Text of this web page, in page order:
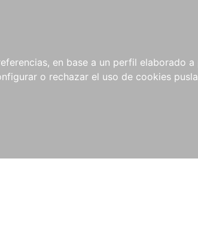
en base a un perfil elaborado
o rechazar el uso de cookies
NOVEDADES NOTICIAS
COMPRAS